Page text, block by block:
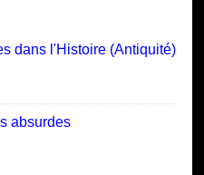
dans l'Histoire (Antiquité)
absurdes